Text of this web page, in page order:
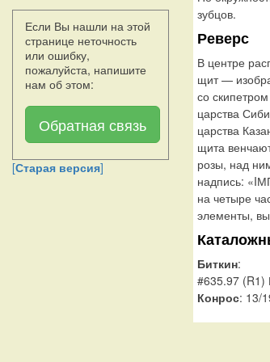
Если Вы нашли на этой
странице неточность
или ошибку,
пожалуйста, напишите
нам об этом:
Обратная связь
[Старая версия]
зубцов.
Реверс
В центре
щит —
со
царства
царства
щита
розы, над
надпись:
на четыре
элементы,
Биткин:
#635.97 (R1)
Конрос: 13/